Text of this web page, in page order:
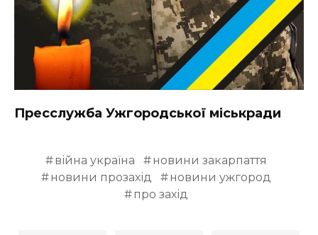
Пресслужба Ужгородської міськради
війна україна
новини закарпаття
новини прозахід
новини ужгород
про захід